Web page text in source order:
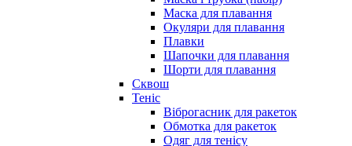
Маска для плавання
Окуляри для плавання
Плавки
Шапочки для плавання
Шорти для плавання
Сквош
Теніс
Віброгасник для ракеток
Обмотка для ракеток
Одяг для тенісу